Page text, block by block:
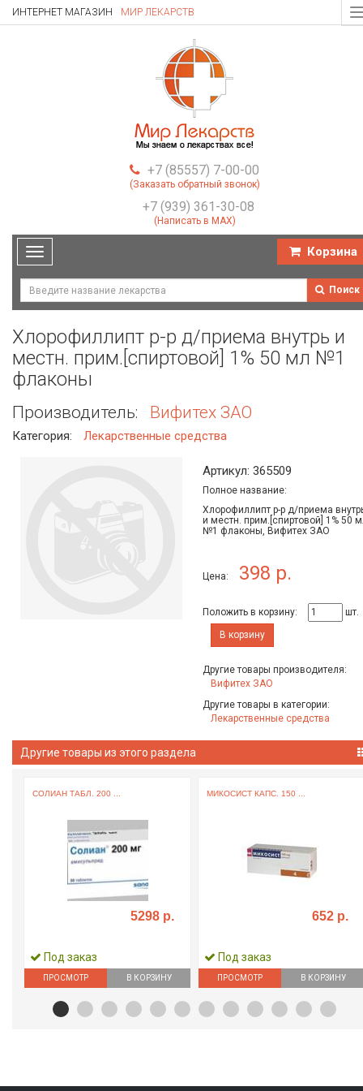
ИНТЕРНЕТ МАГАЗИН МИР ЛЕКАРСТВ
+7 (85557) 7-00-00
(Заказать обратный звонок)
+7 (939) 361-30-08
(Написать в MAX)
Toggle
navigation
Корзина
Поиск
Хлорофиллипт р-р д/приема внутрь и
местн. прим.[спиртовой] 1% 50 мл №1
флаконы
Производитель: Вифитех ЗАО
Категория: Лекарственные средства
Артикул: 365509
Полное название:
Хлорофиллипт р-р д/приема
и местн. прим.[спиртовой] 1% 50
№1 флаконы, Вифитех ЗАО
Цена: 398 р.
Положить в корзину:
шт.
В корзину
Другие товары производителя:
Вифитех ЗАО
Другие товары в категории:
Лекарственные средства
Другие товары из этого раздела
СОЛИАН ТАБЛ. 200 ...
5298 р.
Под заказ
ПРОСМОТР В КОРЗИНУ
МИКОСИСТ КАПС. 150 ...
652 р.
Под заказ
ПРОСМОТР В КОРЗИНУ